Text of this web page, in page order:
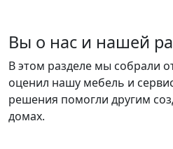
Вы о нас и нашей
В этом разделе мы собрали
оценил нашу мебель и
решения помогли другим
домах.